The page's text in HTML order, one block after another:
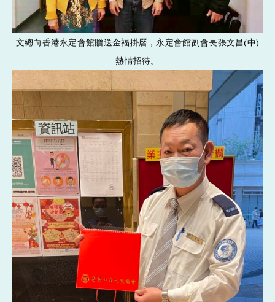
文總向香港永定會館贈送金福掛曆，永定會館副會長張文昌(中)
熱情招待。